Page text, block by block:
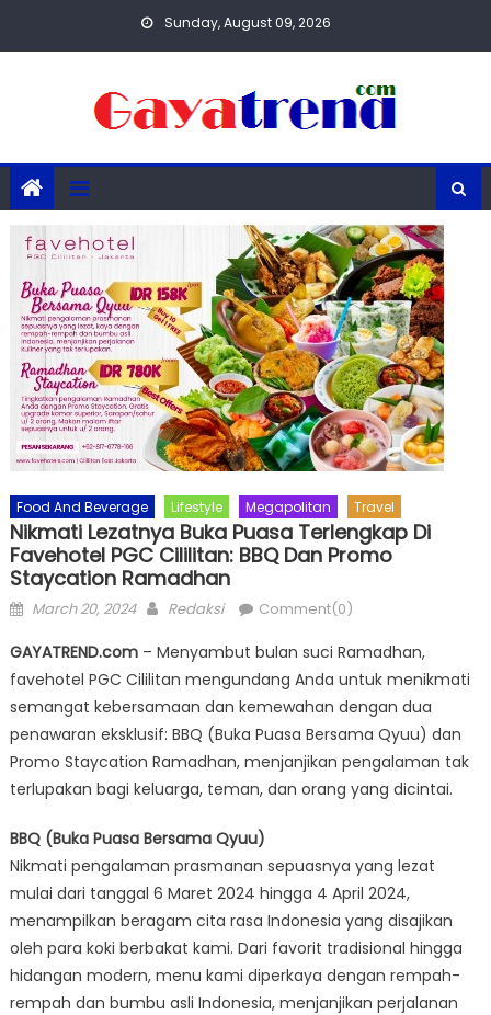
Sunday, August 09, 2026
Food And Beverage Lifestyle Megapolitan Travel
Nikmati Lezatnya Buka Puasa Terlengkap Di
Favehotel PGC Cililitan: BBQ Dan Promo
Staycation Ramadhan
Posted
March 20, 2024 Author
Redaksi Comment(0)
GAYATREND.com– Menyambut bulan suci Ramadhan,
favehotel PGC Cililitan mengundang Anda untuk menikmati
semangat kebersamaan dan kemewahan dengan dua
penawaran eksklusif: BBQ (Buka Puasa Bersama Qyuu) dan
Promo Staycation Ramadhan, menjanjikan pengalaman tak
terlupakan bagi keluarga, teman, dan orang yang dicintai.
BBQ (Buka Puasa Bersama Qyuu)
Nikmati pengalaman prasmanan sepuasnya yang lezat
mulai dari tanggal 6 Maret 2024 hingga 4 April 2024,
menampilkan beragam cita rasa Indonesia yang disajikan
oleh para koki berbakat kami. Dari favorit tradisional hingga
hidangan modern, menu kami diperkaya dengan rempah-
rempah dan bumbu asli Indonesia, menjanjikan perjalanan